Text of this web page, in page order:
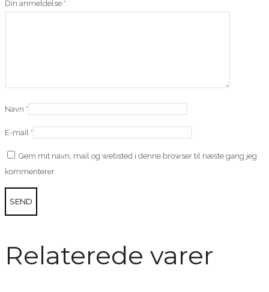
Din anmeldelse *
Navn *
E-mail *
Gem mit navn, mail og websted i denne browser til næste gang jeg
kommenterer.
Relaterede varer